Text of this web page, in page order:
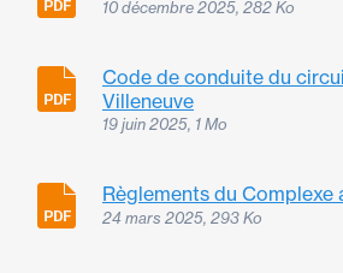
10 décembre 2025, 282 Ko
Code de conduite du
Villeneuve
19 juin 2025, 1 Mo
Règlements du Complexe
24 mars 2025, 293 Ko